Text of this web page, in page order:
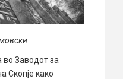
во Заводот за
Скопје како